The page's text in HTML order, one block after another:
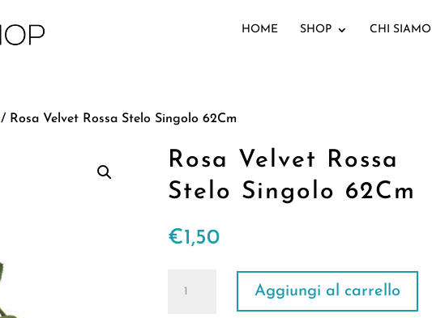
HOME SHOP CHI SIAMO
/ Rosa Velvet Rossa Stelo Singolo 62Cm
Rosa Velvet Rossa
Stelo Singolo 62Cm
€1,50
Aggiungi al carrello